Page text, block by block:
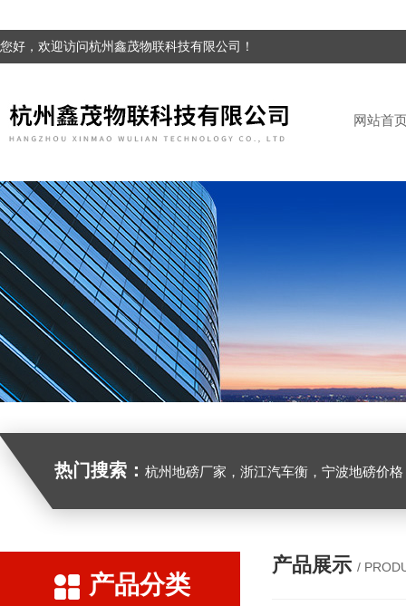
您好，欢迎访问杭州鑫茂物联科技有限公司！
网站首
热门搜索： 杭州地磅厂家，浙江汽车衡，宁波地磅价格，浙江地
产品分类
产品展示 /